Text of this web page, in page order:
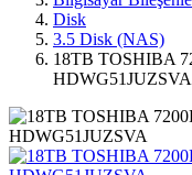
Disk
3.5 Disk (NAS)
18TB TOSHIBA
HDWG51JUZSVA